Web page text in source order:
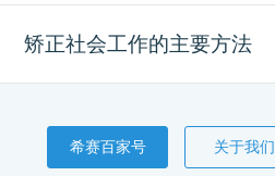
矫正社会工作的主要方法
希赛百家号 关于我们